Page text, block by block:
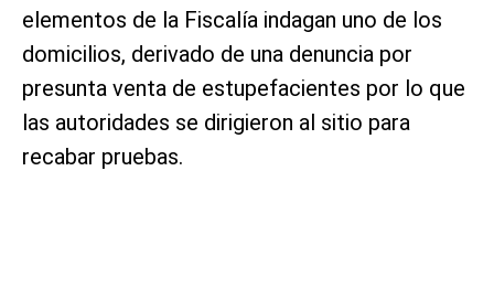
elementos de la Fiscalía indagan uno de los
domicilios, derivado de una denuncia por
presunta venta de estupefacientes por lo que
las autoridades se dirigieron al sitio para
recabar pruebas.